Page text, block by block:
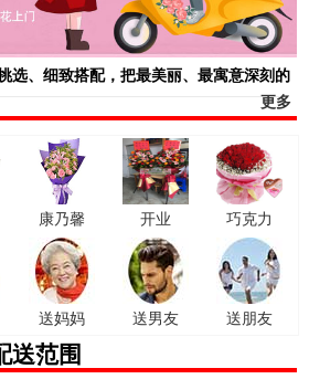
选、细致搭配，把最美丽、最寓意深刻的
更多
康乃馨 开业 巧克力
送妈妈 送男友 送朋友
送范围